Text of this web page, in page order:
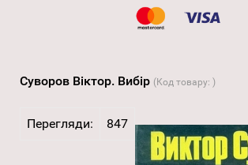
Суворов Віктор. Вибір (Код товару: )
Перегляди: 847